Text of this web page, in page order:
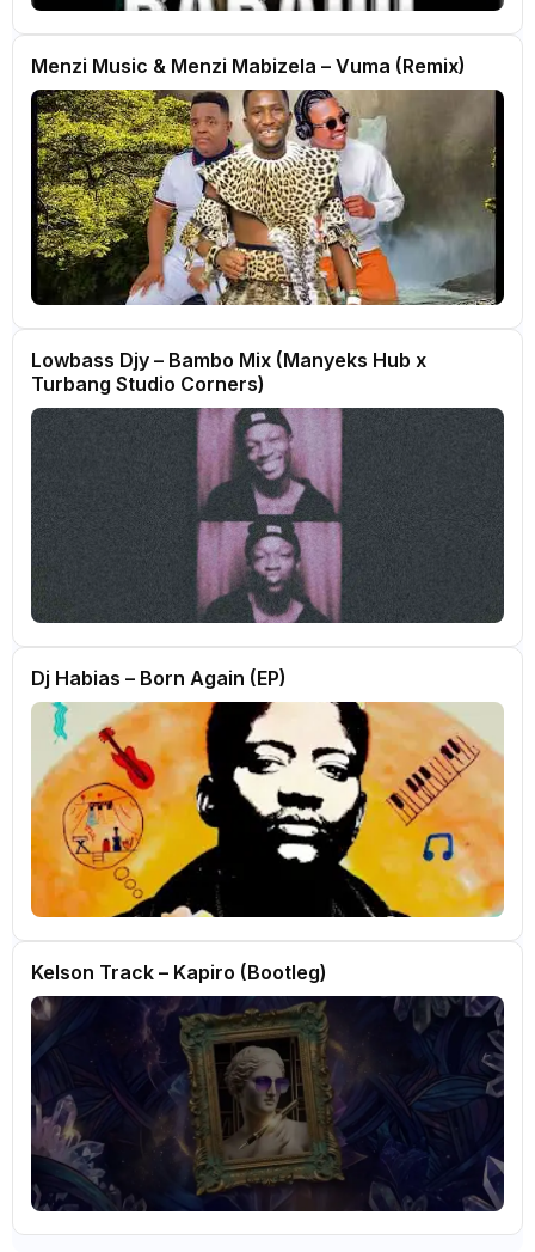
Menzi Music & Menzi Mabizela – Vuma (Remix)
Lowbass Djy – Bambo Mix (Manyeks Hub x
Turbang Studio Corners)
Dj Habias – Born Again (EP)
Kelson Track – Kapiro (Bootleg)